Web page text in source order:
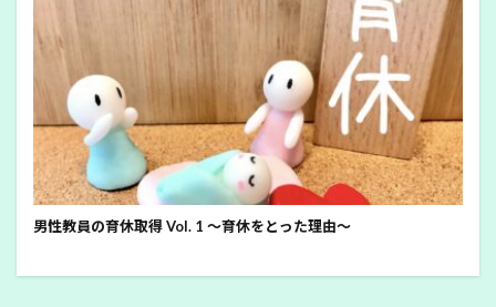
男性教員の育休取得 Vol. 1 ～育休をとった理由～